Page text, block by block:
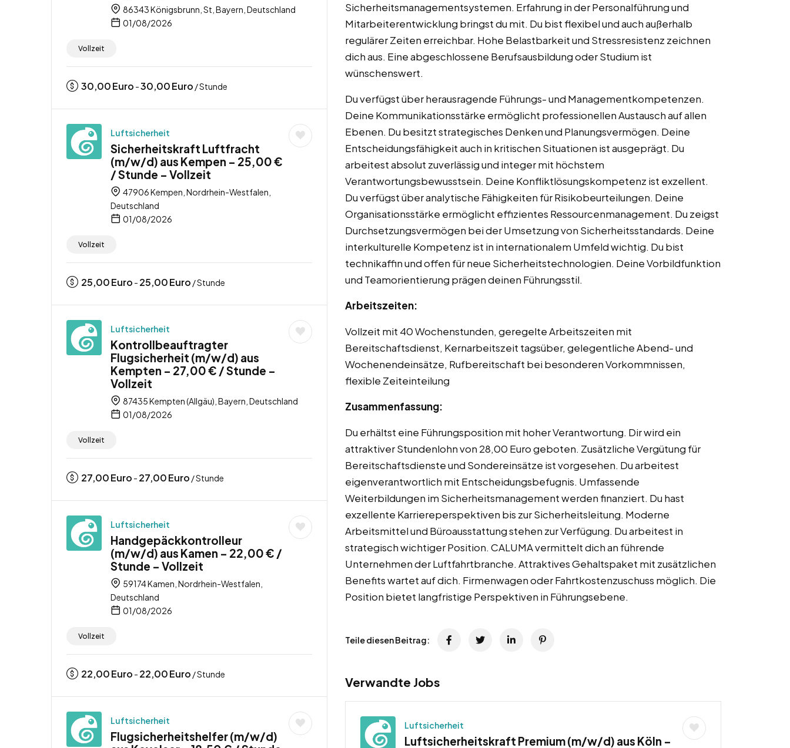
86343 Königsbrunn, St, Bayern, Deutschland
01/08/2026
Vollzeit
30,00Euro -30,00Euro / Stunde
Luftsicherheit
Sicherheitskraft Luftfracht
(m/w/d) aus Kempen – 25,00 €
/ Stunde – Vollzeit
47906 Kempen, Nordrhein-Westfalen,
Deutschland
01/08/2026
Vollzeit
25,00Euro - 25,00Euro / Stunde
Luftsicherheit
Kontrollbeauftragter
Flugsicherheit (m/w/d) aus
Kempten – 27,00 € / Stunde –
Vollzeit
87435 Kempten (Allgäu), Bayern, Deutschland
01/08/2026
Vollzeit
27,00Euro - 27,00Euro / Stunde
Luftsicherheit
Handgepäckkontrolleur
(m/w/d) aus Kamen – 22,00 € /
Stunde – Vollzeit
59174 Kamen, Nordrhein-Westfalen,
Deutschland
01/08/2026
Vollzeit
22,00Euro - 22,00Euro / Stunde
Luftsicherheit
Flugsicherheitshelfer (m/w/d)
Sicherheitsmanagementsystemen. Erfahrung in der Personalführung und
Mitarbeiterentwicklung bringst du mit. Du bist flexibel und auch außerhalb
regulärer Zeiten erreichbar. Hohe Belastbarkeit und Stressresistenz zeichnen
dich aus. Eine abgeschlossene Berufsausbildung oder Studium ist
wünschenswert.
Du verfügst über herausragende Führungs- und Managementkompetenzen.
Deine Kommunikationsstärke ermöglicht professionellen Austausch auf allen
Ebenen. Du besitzt strategisches Denken und Planungsvermögen. Deine
Entscheidungsfähigkeit auch in kritischen Situationen ist ausgeprägt. Du
arbeitest absolut zuverlässig und integer mit höchstem
Verantwortungsbewusstsein. Deine Konfliktlösungskompetenz ist exzellent.
Du verfügst über analytische Fähigkeiten für Risikobeurteilungen. Deine
Organisationsstärke ermöglicht effizientes Ressourcenmanagement. Du zeigst
Durchsetzungsvermögen bei der Umsetzung von Sicherheitsstandards. Deine
interkulturelle Kompetenz ist in internationalem Umfeld wichtig. Du bist
technikaffin und offen für neue Sicherheitstechnologien. Deine Vorbildfunktion
und Teamorientierung prägen deinen Führungsstil.
Arbeitszeiten:
Vollzeit mit 40 Wochenstunden, geregelte Arbeitszeiten mit
Bereitschaftsdienst, Kernarbeitszeit tagsüber, gelegentliche Abend- und
Wochenendeinsätze, Rufbereitschaft bei besonderen Vorkommnissen,
flexible Zeiteinteilung
Zusammenfassung:
Du erhältst eine Führungsposition mit hoher Verantwortung. Dir wird ein
attraktiver Stundenlohn von 28,00 Euro geboten. Zusätzliche Vergütung für
Bereitschaftsdienste und Sondereinsätze ist vorgesehen. Du arbeitest
eigenverantwortlich mit Entscheidungsbefugnis. Umfassende
Weiterbildungen im Sicherheitsmanagement werden finanziert. Du hast
exzellente Karriereperspektiven bis zur Sicherheitsleitung. Moderne
Arbeitsmittel und Büroausstattung stehen zur Verfügung. Du arbeitest in
strategisch wichtiger Position. CALUMA vermittelt dich an führende
Unternehmen der Luftfahrtbranche. Attraktives Gehaltspaket mit zusätzlichen
Benefits wartet auf dich. Firmenwagen oder Fahrtkostenzuschuss möglich. Die
Position bietet langfristige Perspektiven in Führungsebene.
Teile diesen Beitrag:
Verwandte Jobs
Luftsicherheit
Luftsicherheitskraft Premium (m/w/d) aus Köln –